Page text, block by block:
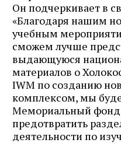
Он подчеркивает в
«Благодаря нашим
учебным
сможем лучше
выдающуюся
материалов о
IWM по созданию
комплексом, мы
Мемориальный фонд
предотвратить
деятельности по